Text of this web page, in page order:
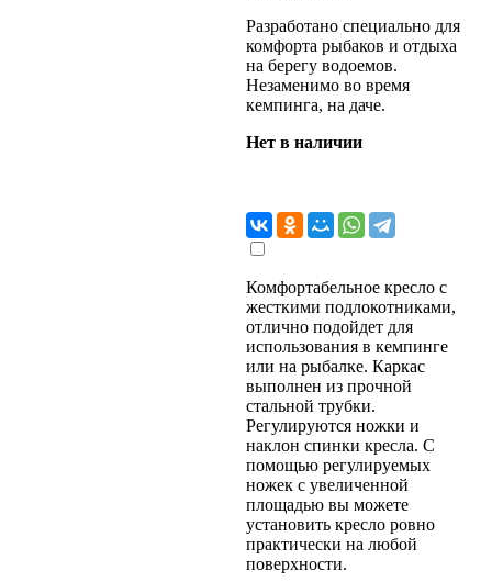
Разработано специально для
комфорта рыбаков и отдыха
на берегу водоемов.
Незаменимо во время
кемпинга, на даче.
Нет в наличии
Комфортабельное кресло с
жесткими подлокотниками,
отлично подойдет для
использования в кемпинге
или на рыбалке. Каркас
выполнен из прочной
стальной трубки.
Регулируются ножки и
наклон спинки кресла. С
помощью регулируемых
ножек с увеличенной
площадью вы можете
установить кресло ровно
практически на любой
поверхности.